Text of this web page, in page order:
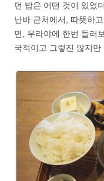
던 밥은 어떤 것이 있었
난바 근처에서, 따뜻하
면, 우라야에 한번 들러
국적이고 그렇진 않지만